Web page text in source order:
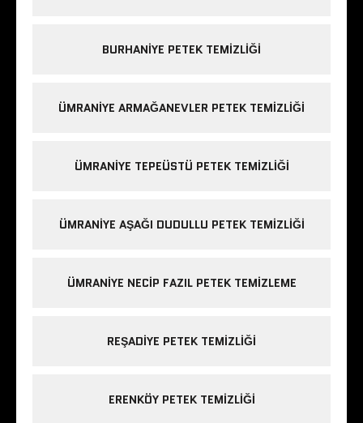
BURHANIYE PETEK TEMIZLIĞI
ÜMRANIYE ARMAĞANEVLER PETEK TEMIZLIĞI
ÜMRANIYE TEPEÜSTÜ PETEK TEMIZLIĞI
ÜMRANIYE AŞAĞI DUDULLU PETEK TEMIZLIĞI
ÜMRANIYE NECIP FAZIL PETEK TEMIZLEME
REŞADIYE PETEK TEMIZLIĞI
ERENKÖY PETEK TEMIZLIĞI